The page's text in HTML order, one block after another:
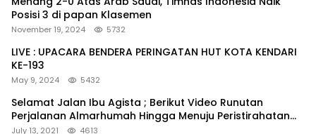
Posisi 3 di papan Klasemen
November 19, 2024 5732
LIVE : UPACARA BENDERA PERINGATAN HUT KOTA KENDARI
KE-193
May 9, 2024 5432
Selamat Jalan Ibu Agista ; Berikut Video Runutan
Perjalanan Almarhumah Hingga Menuju Peristirahatan
Terakhir
July 13, 2021 4613